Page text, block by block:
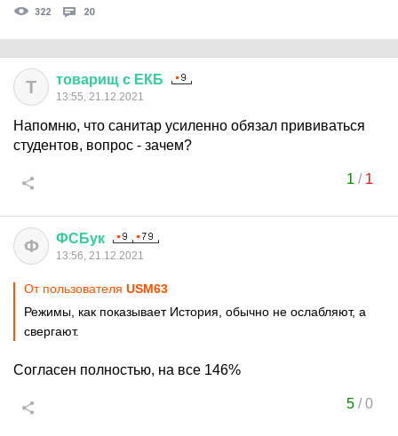
322 20
Т товарищ с ЕКБ
13:55, 21.12.2021
Напомню, что санитар усиленно обязал прививаться
студентов, вопрос - зачем?
1 / 1
Ф ФСБук
13:56, 21.12.2021
От пользователя USM63
Режимы, как показывает История, обычно не ослабляют, а
свергают.
Согласен полностью, на все 146%
5/0